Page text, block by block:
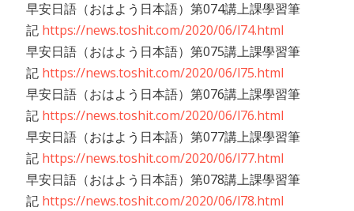
早安日語（おはよう日本語）第074講上課學習筆
記 https://news.toshit.com/2020/06/l74.html
早安日語（おはよう日本語）第075講上課學習筆
記 https://news.toshit.com/2020/06/l75.html
早安日語（おはよう日本語）第076講上課學習筆
記 https://news.toshit.com/2020/06/l76.html
早安日語（おはよう日本語）第077講上課學習筆
記 https://news.toshit.com/2020/06/l77.html
早安日語（おはよう日本語）第078講上課學習筆
記 https://news.toshit.com/2020/06/l78.html